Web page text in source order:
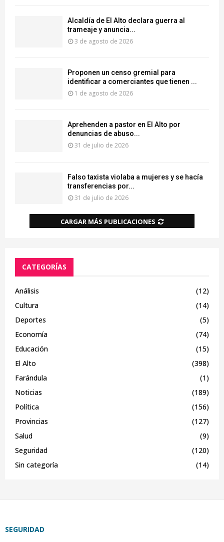
‎Alcaldía de El Alto declara guerra al
trameaje y anuncia...
3 de agosto de 2026
Proponen un censo gremial para
identificar a comerciantes que tienen ...
1 de agosto de 2026
Aprehenden a pastor en El Alto por
denuncias de abuso...
31 de julio de 2026
Falso taxista violaba a mujeres y se hacía
transferencias por...
31 de julio de 2026
CARGAR MÁS PUBLICACIONES
CATEGORÍAS
Análisis
(12)
Cultura
(14)
Deportes
(5)
Economía
(74)
Educación
(15)
El Alto
(398)
Farándula
(1)
Noticias
(189)
Política
(156)
Provincias
(127)
Salud
(9)
Seguridad
(120)
Sin categoría
(14)
SEGURIDAD